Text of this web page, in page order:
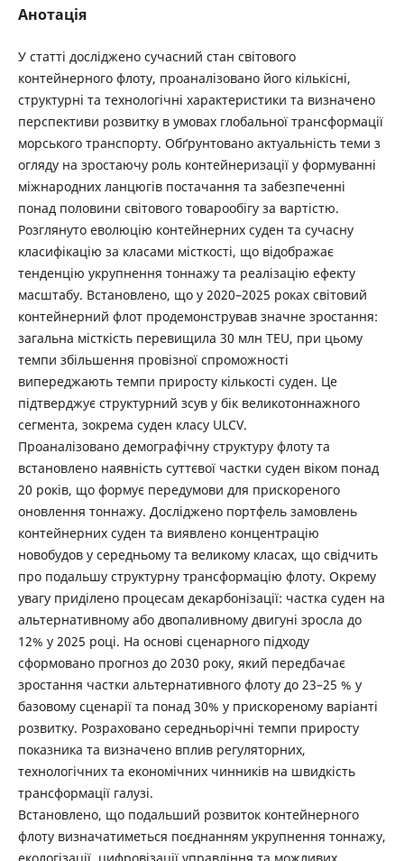
Анотація
У статті досліджено сучасний стан світового
контейнерного флоту, проаналізовано його кількісні,
структурні та технологічні характеристики та визначено
перспективи розвитку в умовах глобальної трансформації
морського транспорту. Обґрунтовано актуальність теми з
огляду на зростаючу роль контейнеризації у формуванні
міжнародних ланцюгів постачання та забезпеченні
понад половини світового товарообігу за вартістю.
Розглянуто еволюцію контейнерних суден та сучасну
класифікацію за класами місткості, що відображає
тенденцію укрупнення тоннажу та реалізацію ефекту
масштабу. Встановлено, що у 2020–2025 роках світовий
контейнерний флот продемонстрував значне зростання:
загальна місткість перевищила 30 млн TEU, при цьому
темпи збільшення провізної спроможності
випереджають темпи приросту кількості суден. Це
підтверджує структурний зсув у бік великотоннажного
сегмента, зокрема суден класу ULCV.
Проаналізовано демографічну структуру флоту та
встановлено наявність суттєвої частки суден віком понад
20 років, що формує передумови для прискореного
оновлення тоннажу. Досліджено портфель замовлень
контейнерних суден та виявлено концентрацію
новобудов у середньому та великому класах, що свідчить
про подальшу структурну трансформацію флоту. Окрему
увагу приділено процесам декарбонізації: частка суден на
альтернативному або двопаливному двигуні зросла до
12% у 2025 році. На основі сценарного підходу
сформовано прогноз до 2030 року, який передбачає
зростання частки альтернативного флоту до 23–25 % у
базовому сценарії та понад 30% у прискореному варіанті
розвитку. Розраховано середньорічні темпи приросту
показника та визначено вплив регуляторних,
технологічних та економічних чинників на швидкість
трансформації галузі.
Встановлено, що подальший розвиток контейнерного
флоту визначатиметься поєднанням укрупнення тоннажу,
екологізації, цифровізації управління та можливих